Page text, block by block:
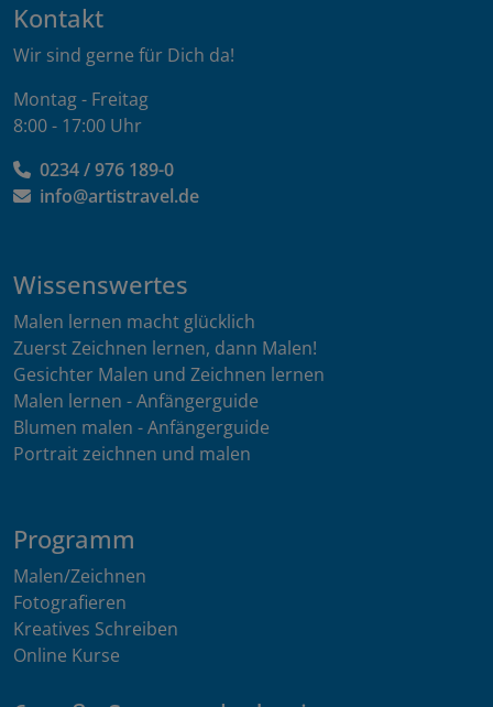
Kontakt
Wir sind gerne für Dich da!
Montag - Freitag
8:00 - 17:00 Uhr
0234 / 976 189-0
info@artistravel.de
Wissenswertes
Malen lernen macht glücklich
Zuerst Zeichnen lernen, dann Malen!
Gesichter Malen und Zeichnen lernen
Malen lernen - Anfängerguide
Blumen malen - Anfängerguide
Portrait zeichnen und malen
Programm
Malen/Zeichnen
Fotografieren
Kreatives Schreiben
Online Kurse